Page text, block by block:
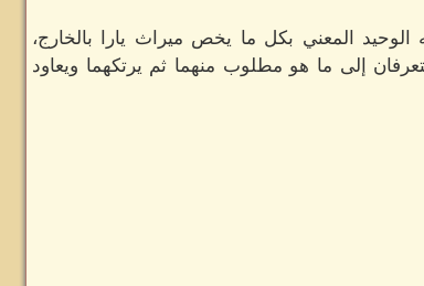
المعني بكل ما يخص ميراث يارا بالخارج،
إلى ما هو مطلوب منهما ثم يرتكهما ويعاود